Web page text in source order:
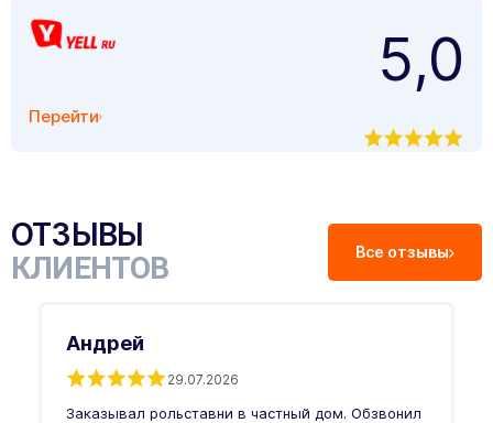
Перейти
5,0
ОТЗЫВЫ
КЛИЕНТОВ Все отзывы
Андрей
29.07.2026
Заказывал рольставни в частный дом. Обзвонил